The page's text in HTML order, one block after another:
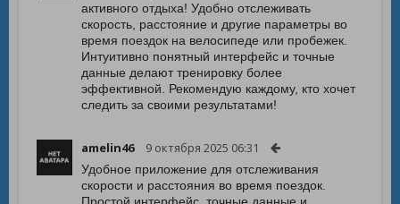
активного отдыха! Удобно отслеживать
скорость, расстояние и другие параметры во
время поездок на велосипеде или пробежек.
Интуитивно понятный интерфейс и точные
данные делают тренировку более
эффективной. Рекомендую каждому, кто хочет
следить за своими результатами!
amelin46 9 октября 2025 06:31
Удобное приложение для отслеживания
скорости и расстояния во время поездок.